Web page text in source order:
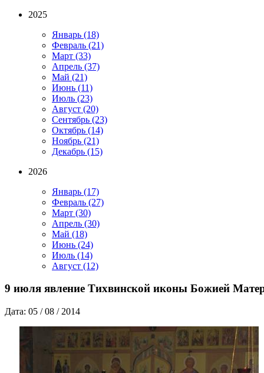
2025
Январь (18)
Февраль (21)
Март (33)
Апрель (37)
Май (21)
Июнь (11)
Июль (23)
Август (20)
Сентябрь (23)
Октябрь (14)
Ноябрь (21)
Декабрь (15)
2026
Январь (17)
Февраль (27)
Март (30)
Апрель (30)
Май (18)
Июнь (24)
Июль (14)
Август (12)
9 июля явление Тихвинской иконы Божией
Дата: 05 / 08 / 2014